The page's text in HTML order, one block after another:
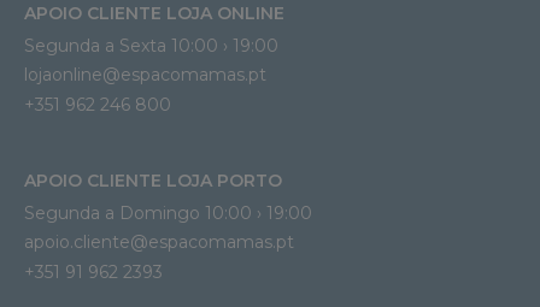
APOIO CLIENTE LOJA ONLINE
Segunda a Sexta 10:00 › 19:00
lojaonline@espacomamas.pt
+351 962 246 800
APOIO CLIENTE LOJA PORTO
Segunda a Domingo 10:00 › 19:00
apoio.cliente@espacomamas.pt
+351 91 962 2393